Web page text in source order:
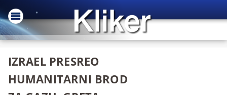
IZRAEL PRESREO
HUMANITARNI BROD